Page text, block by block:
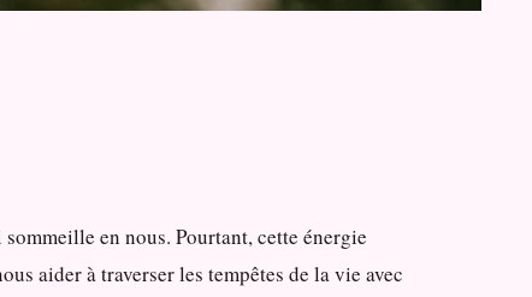
en nous. Pourtant, cette énergie
aider à traverser les tempêtes de la vie avec